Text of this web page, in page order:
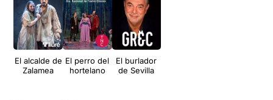
El alcalde de
Zalamea
El perro del
hortelano
El burlador
de Sevilla